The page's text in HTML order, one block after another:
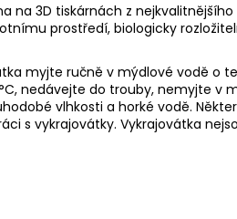
na 3D tiskárnách z
prostředí, biologicky
myjte ručně v mýdlové vodě o
nedávejte do trouby, nemyjte v
vlhkosti a horké vodě.
s vykrajovátky. Vykrajovátka